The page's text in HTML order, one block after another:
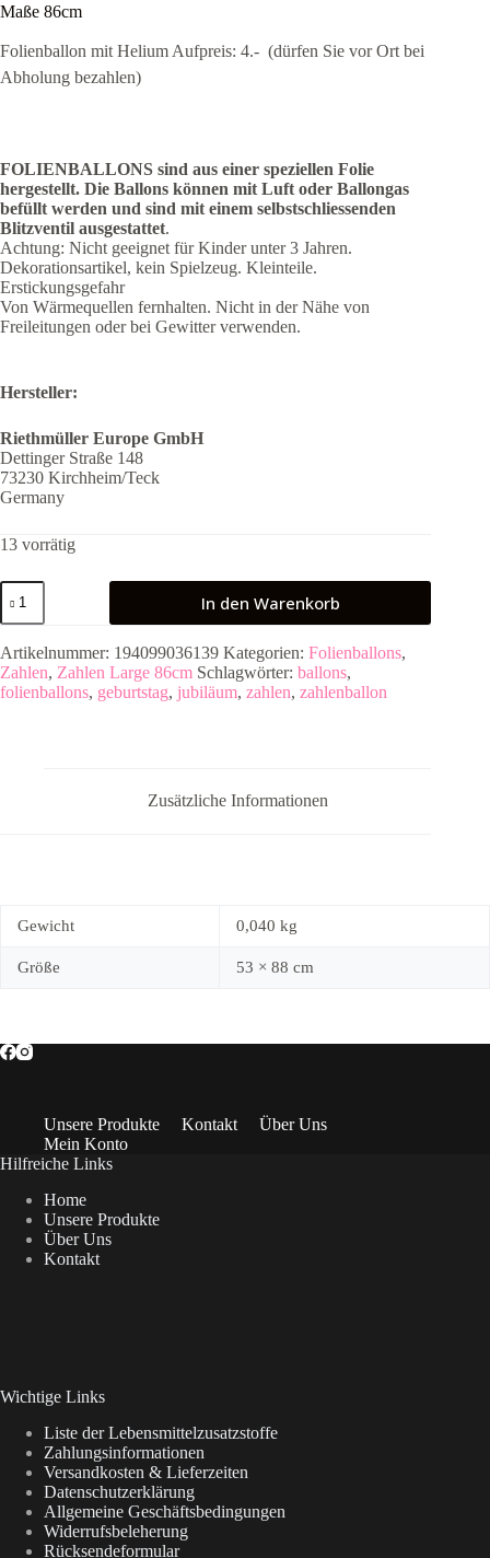
Maße 86cm
Folienballon mit Helium Aufpreis: 4.-  (dürfen Sie vor Ort bei
Abholung bezahlen)
FOLIENBALLONS sind aus einer speziellen Folie
hergestellt. Die Ballons können mit Luft oder Ballongas
befüllt werden und sind mit einem selbstschliessenden
Blitzventil ausgestattet.
Achtung: Nicht geeignet für Kinder unter 3 Jahren.
Dekorationsartikel, kein Spielzeug. Kleinteile.
Erstickungsgefahr
Von Wärmequellen fernhalten. Nicht in der Nähe von
Freileitungen oder bei Gewitter verwenden.
Hersteller:
Riethmüller Europe GmbH
Dettinger Straße 148
73230 Kirchheim/Teck
Germany
13 vorrätig
Folienballon
Large
4
Regenbogen
86cm
Menge
In den Warenkorb
Artikelnummer: 194099036139 Kategorien: Folienballons,
Zahlen, Zahlen Large 86cm Schlagwörter: ballons,
folienballons, geburtstag, jubiläum, zahlen, zahlenballon
Zusätzliche Informationen
Gewicht 0,040 kg
Größe 53 × 88 cm
Unsere Produkte Kontakt
Über Uns
Mein Konto
Hilfreiche Links
Home
Unsere Produkte
Über Uns
Kontakt
Wichtige Links
Liste der Lebensmittelzusatzstoffe
Zahlungsinformationen
Versandkosten & Lieferzeiten
Datenschutzerklärung
Allgemeine Geschäftsbedingungen
Widerrufsbeleherung
Rücksendeformular